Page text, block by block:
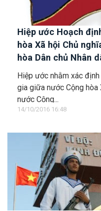
Hiệp ước Hoạch
hòa Xã hội Chủ
hòa Dân chủ Nhân
Hiệp ước nhằm xác
gia giữa nước Cộng hòa
nước Cộng...
14/10/2016 16:48